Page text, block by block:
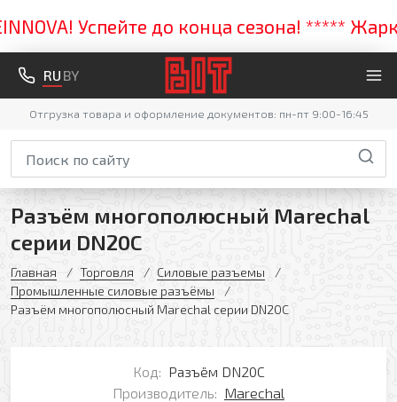
Успейте до конца сезона! *****
RU BY
Отгрузка товара и оформление документов: пн-пт 9:00-16:45
Разъём многополюсный Marechal
серии DN20C
Главная Торговля
Силовые разъемы
Промышленные силовые разъёмы
Разъём многополюсный Marechal серии DN20C
Код: Разъём DN20C
Производитель: Marechal